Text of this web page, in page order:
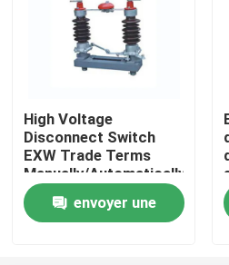
Commutateur à haute
Disjoncteur SF6
Transformateur de courant
High Voltage
Disconnect Switch
EXW Trade Terms
Manually/Automatically
Operated
envoyer une